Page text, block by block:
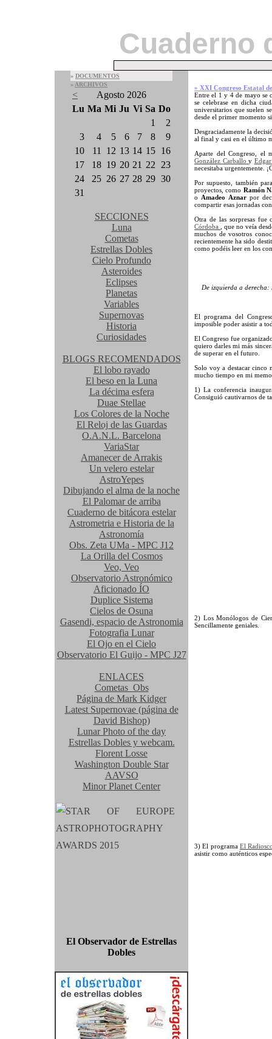
Cuaderno
» DOCUMENTOS
» ARCHIVOS
<
Agosto 2026
Lu Ma Mi Ju Vi Sa Do
1
2
3
4 5 6 7 8
9
10
11 12 13 14 15 16
17
18 19 20 21 22
23
24
25 26 27 28 29 30
31
SECCIONES
Luna
Cometas
Estrellas Dobles
Cielo Profundo
Asteroides
Eclipses
Planetas
Variables
Supernovas
Historia
Curiosidades
BLOGS RECOMENDADOS
El lobo rayado
El beso en la Luna
La décima esfera
Duae Stellae
Los Colores de la Noche
El Reloj de las Guardas
O.A.N.L. Barcelona
VariaStar
Amanecer de Arrakis
Un velero estelar
AstroYepes
Dibujando el alma de la noche
El Palomar de arriba
Cuaderno de bitácora estelar
Astrometria e Historia de la
Astronomía
Obs. Zeta UMa - MPC J12
La Orilla del Cosmos
Veo, Veo
Observatorio Astronómico
Aficionado ÍO
Duplice Sistema
Cielos de Osuna
Gasendi, espacio de Astronomia
Fotografia Lunar
El Ojo en el Cielo
Observatorio El Guijo - MPC J27
ENLACES
Cometas_Obs
Página de Mark Kidger
Latest Supernovae (página de
David Bishop)
Lunar Photo of the day
Estrellas Dobles y webcam.
Florent Losse
Washington Double Star
AAVSO
Minor Planet Center
El Observador de Estrellas
Dobles
» XXI Congreso Estatal
Entre el 1 y 4 de mayo se
se celebrase en dicha
universitarios que suelen
desde el primer momento
Desgraciadamente la
al final y casi en el último
Aparte del Congreso, el
González Carballo y
necesitaba urgentemente.
Por supuesto, también
proyectos, como Ramón
o Amadeo Aznarpor
compartir esas jornadas
Otra de las sorpresas
Córdoba
, que no veía
muchos de vosotros
recientemente ha sido
como podéis leer en los
De izquierda a derecha:
El programa del
imposible poder asistir a
El Congreso fue
quiero darles mi más
de superar en el futuro.
Solo voy a destacar cinco
mucho tiempo en mi
1) La conferencia
Consiguió cautivarnos de
2) Los Monólogos de
Sencillamente geniales.
3) El programa El
asistir como auténticos